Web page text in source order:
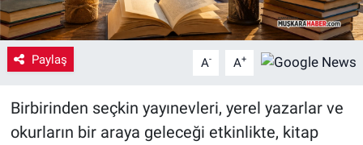
Paylaş A- A+
Birbirinden seçkin yayınevleri, yerel yazarlar ve
okurların bir araya geleceği etkinlikte, kitap